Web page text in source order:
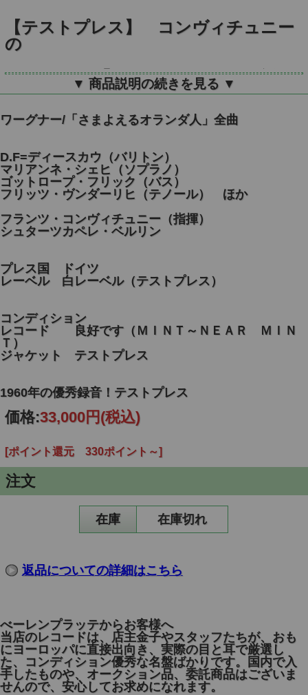
【テストプレス】 コンヴィチュニー
の
ワーグナー/「さまよえるオランダ人」
全曲
独ETERNA 825164～6 3LP
▼ 商品説明の続きを見る ▼
ワーグナー/「さまよえるオランダ人」全曲
D.F=ディースカウ（バリトン）
マリアンネ・シェヒ（ソプラノ）
ゴットロープ・フリック（バス）
フリッツ・ヴンダーリヒ（テノール） ほか
フランツ・コンヴィチュニー（指揮）
シュターツカペレ・ベルリン
プレス国 ドイツ
レーベル 白レーベル（テストプレス）
コンディション
レコード 良好です（ＭＩＮＴ～ＮＥＡＲ ＭＩＮ
Ｔ）
ジャケット テストプレス
1960年の優秀録音！テストプレス
価格:33,000円 (税込)
[ポイント還元 330ポイント～]
注文
在庫 在庫切れ
返品についての詳細はこちら
べーレンプラッテからお客様へ
当店のレコードは、店主金子やスタッフたちが、おも
にヨーロッパに直接出向き、実際の目と耳で厳選し
た、コンディション優秀な名盤ばかりです。国内で入
手したものや、オークション品、委託商品はございま
せんので、安心してお求めになれます。